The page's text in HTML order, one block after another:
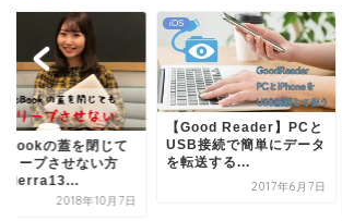
の蓋を閉じて
リープさせない方
sierra13...
2018年10月7日
iOS
【Good Reader】PCと
USB接続で簡単にデータ
を転送する...
2017年6月7日